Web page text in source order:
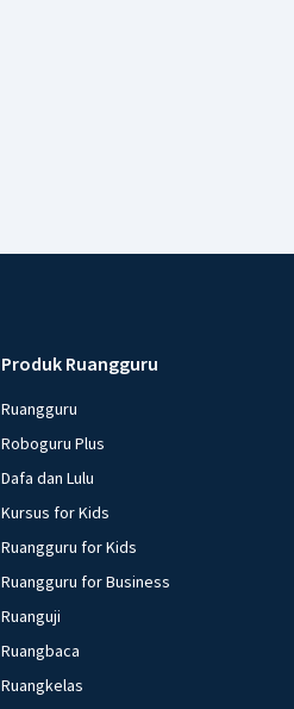
Produk Ruangguru
Ruangguru
Roboguru Plus
Dafa dan Lulu
Kursus for Kids
Ruangguru for Kids
Ruangguru for Business
Ruanguji
Ruangbaca
Ruangkelas